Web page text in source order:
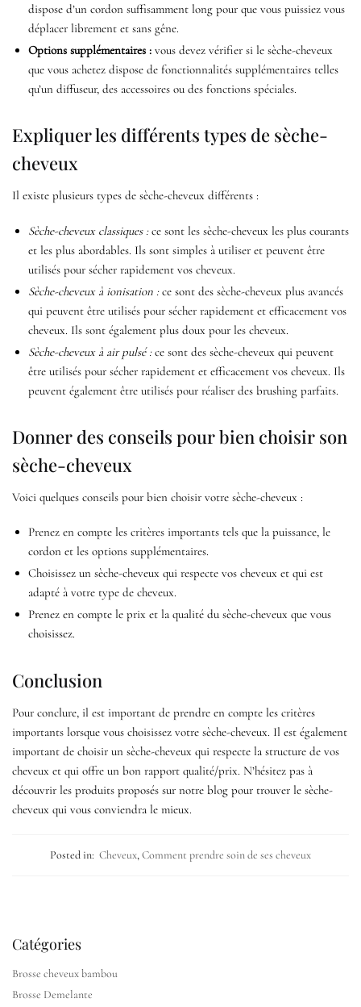
dispose d’un cordon suffisamment long pour que vous puissiez vous
déplacer librement et sans gêne.
Options supplémentaires : vous devez vérifier si le sèche-cheveux
que vous achetez dispose de fonctionnalités supplémentaires telles
qu’un diffuseur, des accessoires ou des fonctions spéciales.
Expliquer les différents types de sèche-
cheveux
Il existe plusieurs types de sèche-cheveux différents :
Sèche-cheveux classiques :ce sont les sèche-cheveux les plus courants
et les plus abordables. Ils sont simples à utiliser et peuvent être
utilisés pour sécher rapidement vos cheveux.
Sèche-cheveux à ionisation :ce sont des sèche-cheveux plus avancés
qui peuvent être utilisés pour sécher rapidement et efficacement vos
cheveux. Ils sont également plus doux pour les cheveux.
Sèche-cheveux à air pulsé :ce sont des sèche-cheveux qui peuvent
être utilisés pour sécher rapidement et efficacement vos cheveux. Ils
peuvent également être utilisés pour réaliser des brushing parfaits.
Donner des conseils pour bien choisir son
sèche-cheveux
Voici quelques conseils pour bien choisir votre sèche-cheveux :
Prenez en compte les critères importants tels que la puissance, le
cordon et les options supplémentaires.
Choisissez un sèche-cheveux qui respecte vos cheveux et qui est
adapté à votre type de cheveux.
Prenez en compte le prix et la qualité du sèche-cheveux que vous
choisissez.
Conclusion
Pour conclure, il est important de prendre en compte les critères
importants lorsque vous choisissez votre sèche-cheveux. Il est également
important de choisir un sèche-cheveux qui respecte la structure de vos
cheveux et qui offre un bon rapport qualité/prix. N’hésitez pas à
découvrir les produits proposés sur notre blog pour trouver le sèche-
cheveux qui vous conviendra le mieux.
Posted in: Cheveux,Comment prendre soin de ses cheveux
Catégories
Brosse cheveux bambou
Brosse Demelante